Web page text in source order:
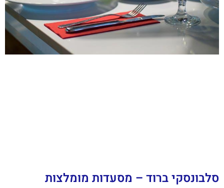
סלבונסקי ברוד – מסעדות מומלצות